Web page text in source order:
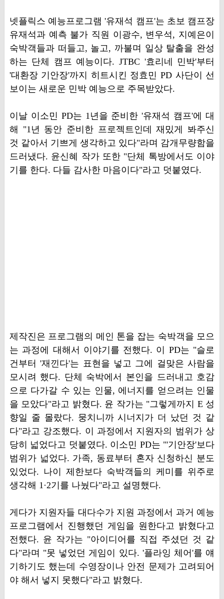
넷플릭스 예능프로그램 '유재석 캠프'는 초보 캠프장
유재석과 예측 불가 직원 이광수, 변우석, 지예은이
숙박객들과 떠들고, 놀고, 까불며 일상 탈출을 완성
하는 단체 캠프 예능이다. JTBC '효리네 민박'부터
'대환장 기안장'까지 히트시킨 정효민 PD 사단이 선
보이는 새로운 민박 예능으로 주목받았다.
이날 이소민 PD는 1년을 준비한 '유재석 캠프'에 대
해 "1년 동안 준비한 프로젝트인데 재밌게 봐주신
것 같아서 기쁘게 생각하고 있다"라며 감개무량함을
드러냈다. 윤신혜 작가 또한 "단체 톡방에서도 이야
기를 한다. 다들 감사한 마음이다"라고 덧붙였다.
제작진은 프로그램의 메인 톤을 잡는 숙박객을 모으
는 과정에 대해서 이야기를 전했다. 이 PD는 "슬로
건부터 '재낀다'는 표현을 넣고 그에 걸맞은 사람을
모시려 했다. 단체 숙박에서 본인을 드러내고 호감
으로 다가갈 수 있는 인물, 에너지를 얻으려는 인물
을 모았다"라고 밝혔다. 윤 작가는 "그렇게까지 E 성
향일 줄 몰랐다. 뭉치니까 시너지가 더 났던 것 같
다"라고 강조했다. 이 과정에서 지원자의 범위가 상
당히 넓었다고 덧붙였다. 이소민 PD는 "'기안장'보다
범위가 넓었다. 가족, 동료부터 혼자 신청하신 분도
있었다. 나이 제한보다 숙박객들의 케미를 위주로
생각해 1·2기를 나눴다"라고 설명했다.
게다가 지원자들 대다수가 지원 과정에서 과거 예능
프로그램에서 진행했던 게임을 원한다고 밝혔다고
전했다. 윤 작가는 "아이디어를 직접 주셨던 것 같
다"라며 "못 넣었던 게임이 있다. '플라잉 체어'를 얘
기하기도 했는데 수영장이나 안전 문제가 고려되어
야 해서 넣지 못했다"라고 밝혔다.